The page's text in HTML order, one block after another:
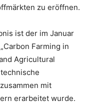
zu eröffnen.
ist der im Januar
Farming in
Agricultural
mit
erarbeitet wurde.